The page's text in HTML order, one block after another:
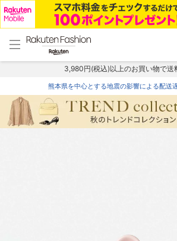
menu home
トップ
3,980円(税込)以上のお買い物で送
熊本県を中心とする地震の影響による配送